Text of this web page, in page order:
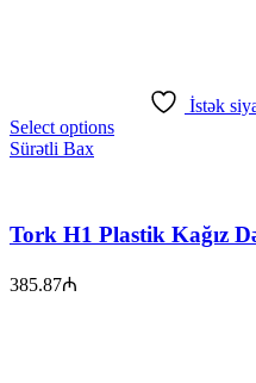
İstək
Select options
Sürətli Bax
Tork H1 Plastik Kağız
385.87₼